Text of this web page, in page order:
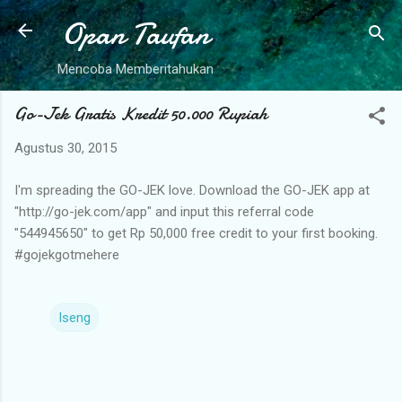
Langsung ke konten utama
Opan Taufan
Mencoba Memberitahukan
Go-Jek Gratis Kredit 50.000 Rupiah
Agustus 30, 2015
I'm spreading the GO-JEK love. Download the GO-JEK app at
"http://go-jek.com/app" and input this referral code
"544945650" to get Rp 50,000 free credit to your first booking.
#gojekgotmehere
Iseng